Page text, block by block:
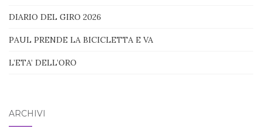
DIARIO DEL GIRO 2026
PAUL PRENDE LA BICICLETTA E VA
L’ETA’ DELL’ORO
ARCHIVI